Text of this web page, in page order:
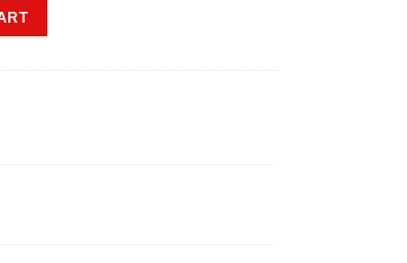
4KL-X quantity